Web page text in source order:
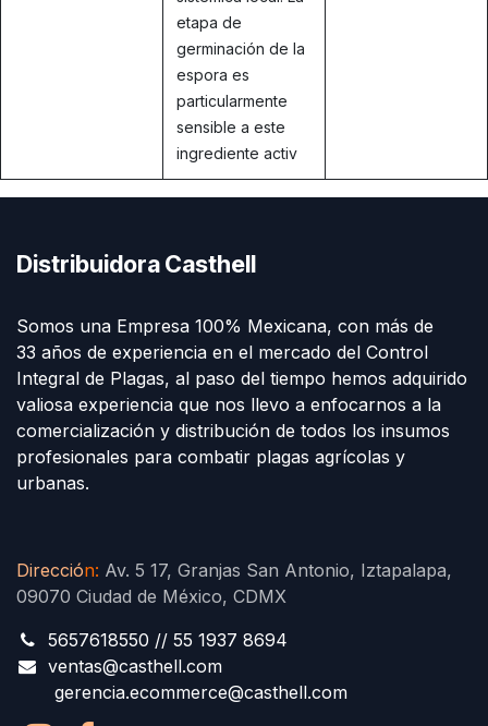
etapa de
germinación de la
espora es
particularmente
sensible a este
ingrediente activ
Distribuidora Casthell
Somos una Empresa 100% Mexicana, con más de
33 años de experiencia en el mercado del Control
Integral de Plagas, al paso del tiempo hemos adquirido
valiosa experiencia que nos llevo a enfocarnos a la
comercialización y distribución de todos los insumos
profesionales para combatir plagas agrícolas y
urbanas.
Dirección: Av. 5 17, Granjas San Antonio, Iztapalapa,
09070 Ciudad de México, CDMX
5657618550 // 55 1937 8694
ventas@casthell.com
gerencia.ecommerce@casthell.com